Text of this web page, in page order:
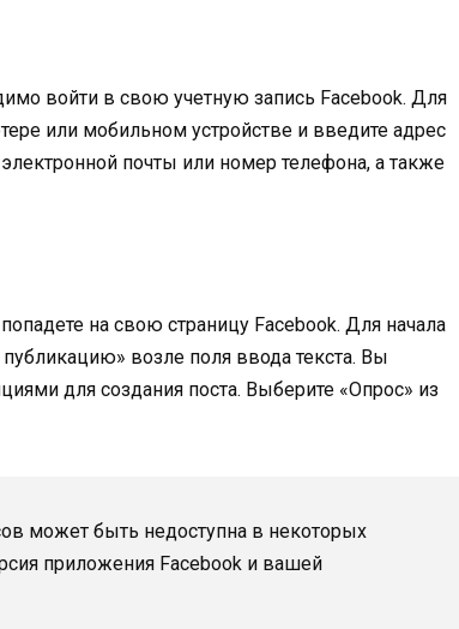
войти в свою учетную запись Facebook. Для
или мобильном устройстве и введите адрес
почты или номер телефона, а также
на свою страницу Facebook. Для начала
возле поля ввода текста. Вы
для создания поста. Выберите «Опрос» из
может быть недоступна в некоторых
приложения Facebook и вашей